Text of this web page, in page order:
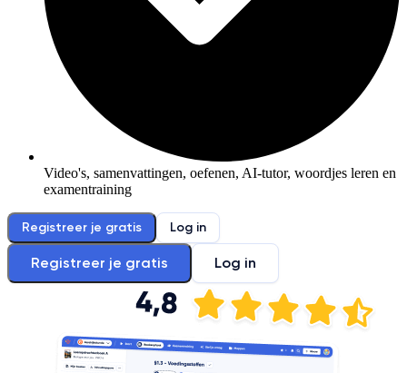
Video's, samenvattingen, oefenen, AI-tutor, woordjes leren en
examentraining
Registreer je gratis Log in
Registreer je gratis Log in